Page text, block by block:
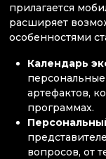
прилагается
расширяет
особенностями
Календарь
артефактов,
программах.
вопросов, от